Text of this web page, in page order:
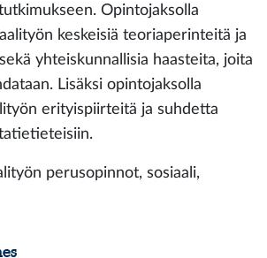
Opintojaksolla
keskeisiä teoriaperinteitä ja
yhteiskunnallisia haasteita, joita
Lisäksi opintojaksolla
erityispiirteitä ja suhdetta
perusopinnot, sosiaali,